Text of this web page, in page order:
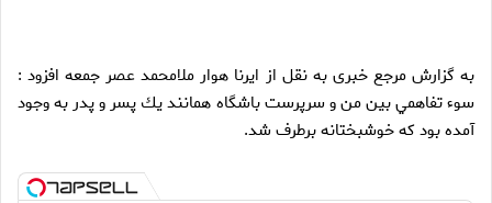
به گزارش مرجع خبری به نقل از ایرنا هوار ملامحمد عصر جمعه افزود :
سوء تفاهمي بين من و سرپرست باشگاه همانند يك پسر و پدر به وجود
آمده بود كه خوشبختانه برطرف شد.